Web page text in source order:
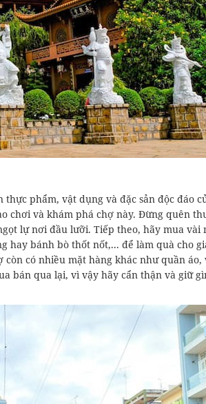
phẩm, vật dụng và đặc sản độc đáo
chơi và khám phá chợ này. Đừng quên
lự nơi đầu lưỡi. Tiếp theo, hãy mua vài
hay bánh bò thốt nốt,... để làm quà cho
có nhiều mặt hàng khác như quần áo,
bán qua lại, vì vậy hãy cẩn thận và giữ